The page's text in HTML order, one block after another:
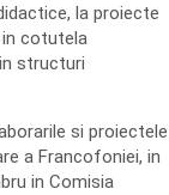
la proiecte
cotutela
structuri
si proiectele
a Francofoniei, in
in Comisia